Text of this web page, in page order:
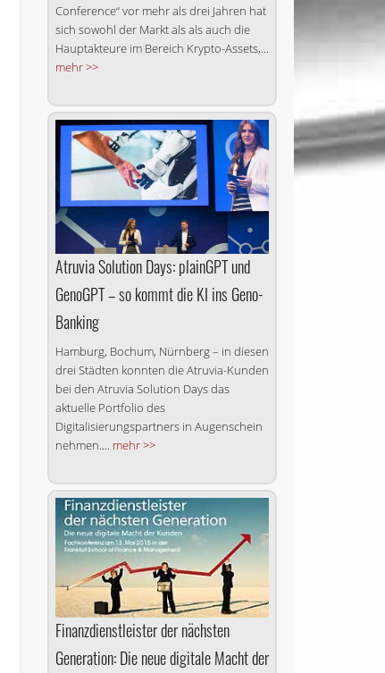
Conference“ vor mehr als drei Jahren hat
sich sowohl der Markt als als auch die
Hauptakteure im Bereich Krypto-Assets,...
mehr >>
Atruvia Solution Days: plainGPT und
GenoGPT – so kommt die KI ins Geno-
Banking
Hamburg, Bochum, Nürnberg – in diesen
drei Städten konnten die Atruvia-Kunden
bei den Atruvia Solution Days das
aktuelle Portfolio des
Digitalisierungspartners in Augenschein
nehmen.... mehr >>
Finanzdienstleister der nächsten
Generation: Die neue digitale Macht der